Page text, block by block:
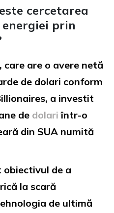
cercetarea
prin
are o avere netă
de dolari conform
a investit
de dolari într-o
din SUA numită
obiectivul de a
la scară
de ultimă